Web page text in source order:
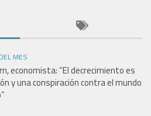
MES
economista: “El decrecimiento es
y una conspiración contra el mundo